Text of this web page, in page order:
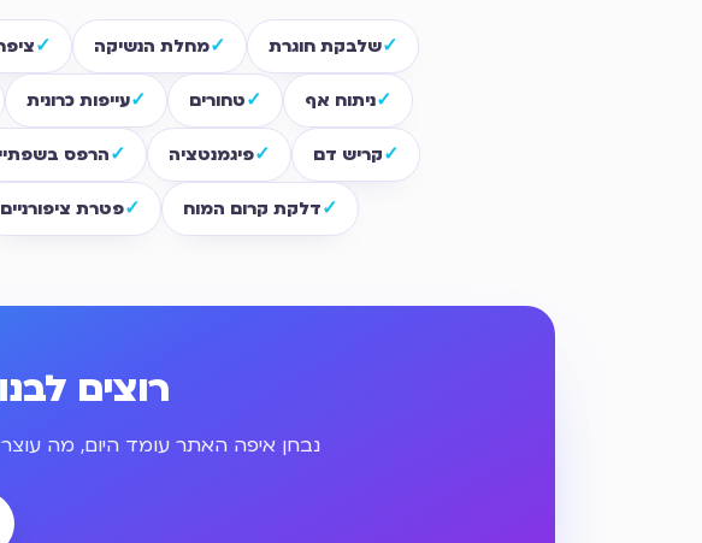
שלבקת חוגרת מחלת הנשיקה
ניתוח אף טחורים עייפות כרונית
קריש דם פיגמנטציה הרפס
דלקת קרום המוח פטרת ציפורניים
רוצים
נבחן איפה האתר עומד היום, מה עוצר